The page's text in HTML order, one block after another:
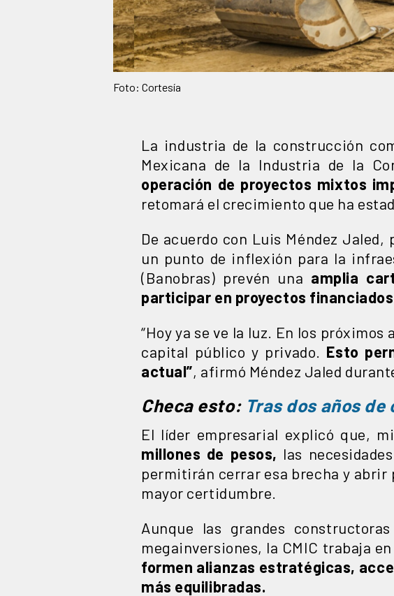
Foto: Cortesía
La industria de la construcción
Mexicana de la Industria de la
operación de proyectos mixtos
retomará el crecimiento que ha
De acuerdo con Luis Méndez
un punto de inflexión para la
(Banobras) prevén una amplia
participar en proyectos
“Hoy ya se ve la luz. En los
capital público y privado.
Esto
actual”, afirmó Méndez Jaled
Checa esto: Tras dos años
El líder empresarial explicó que,
millones de pesos, las
permitirán cerrar esa brecha y
mayor certidumbre.
Aunque las grandes
megainversiones, la CMIC trabaja
formen alianzas estratégicas,
más equilibradas.